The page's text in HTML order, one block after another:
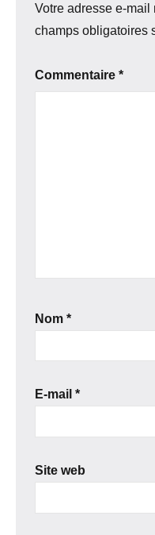
Votre adresse e-
champs obligatoires
Commentaire *
Nom *
E-mail *
Site web